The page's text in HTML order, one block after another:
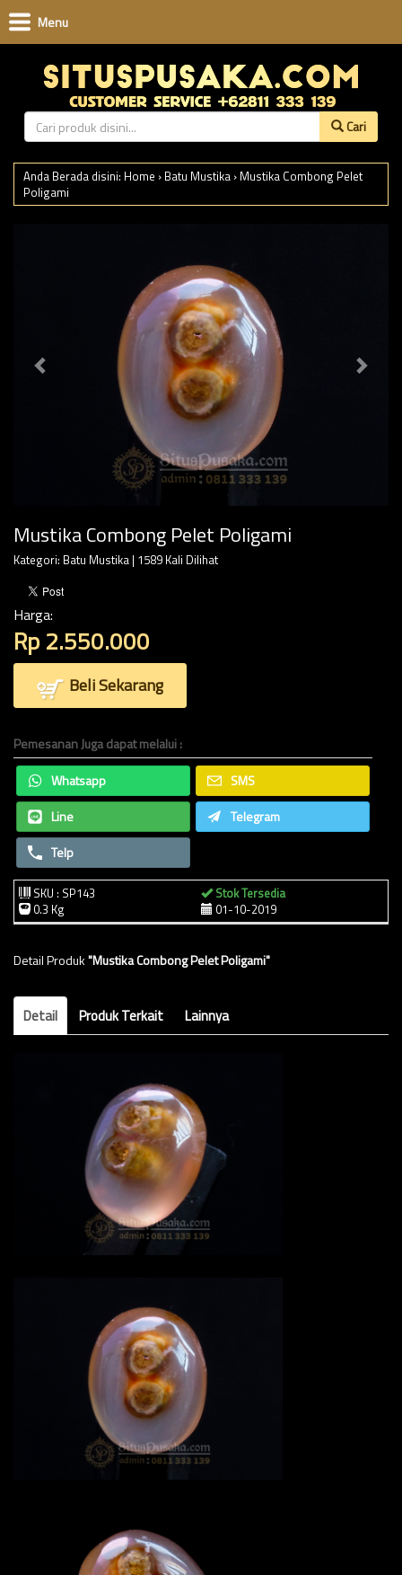
Cari
Menu
Anda Berada disini: Home › Batu Mustika › Mustika Combong Pelet
Poligami
Mustika Combong Pelet Poligami
Kategori: Batu Mustika | 1589 Kali Dilihat
Harga:
Rp 2.550.000
Beli Sekarang
Pemesanan Juga dapat melalui :
Whatsapp
SMS
Line
Telegram
Telp
SKU : SP143
Stok Tersedia
0.3 Kg
01-10-2019
Detail Produk"Mustika Combong Pelet Poligami"
Detail Produk Terkait Lainnya